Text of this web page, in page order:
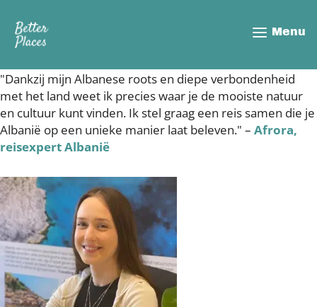
naar
inhoud
gaan
Menu
"Dankzij mijn Albanese roots en diepe verbondenheid
met het land weet ik precies waar je de mooiste natuur
en cultuur kunt vinden. Ik stel graag een reis samen die je
Albanië op een unieke manier laat beleven." – Afrora,
reisexpert Albanië